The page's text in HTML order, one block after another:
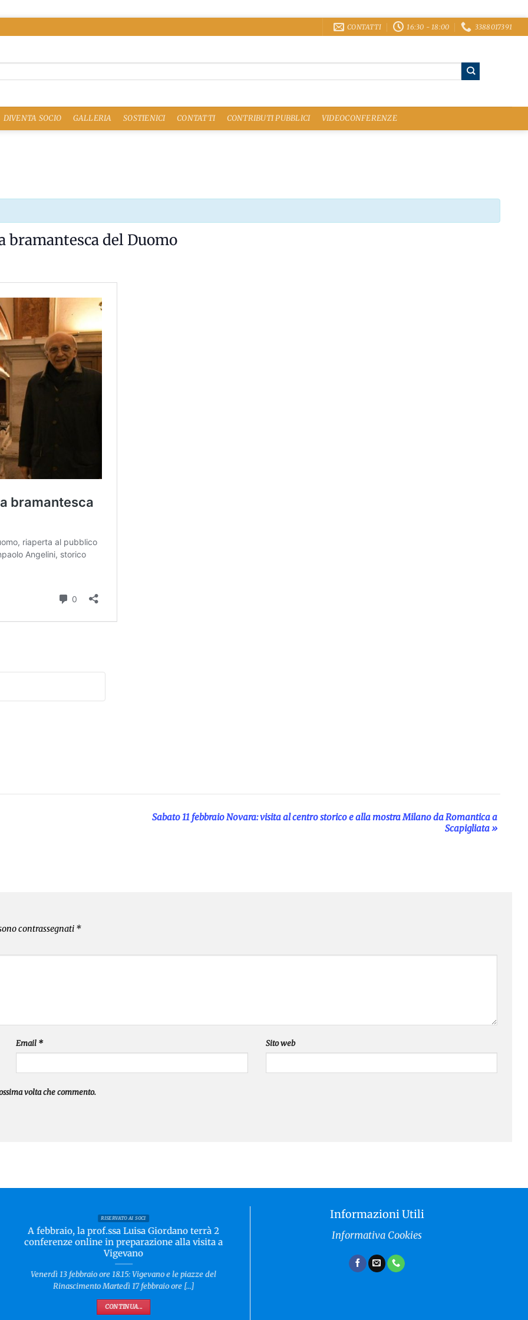
CONTATTI 16:30 - 18:00 3388017391
DIVENTA SOCIO GALLERIA SOSTIENICI CONTATTI CONTRIBUTI PUBBLICI VIDEOCONFERENZE
bramantesca del Duomo
Sabato 11 febbraio Novara: visita al centro storico e alla mostra Milano da Romantica a
Scapigliata»
contrassegnati *
Email * Sito web
volta che commento.
RISERVATO AI SOCI
A febbraio, la prof.ssa Luisa Giordano terrà 2
conferenze online in preparazione alla visita a
Vigevano
Venerdì 13 febbraio ore 18.15: Vigevano e le piazze del
Rinascimento Martedì 17 febbraio ore [...]
CONTINUA...
Informazioni Utili
Informativa Cookies